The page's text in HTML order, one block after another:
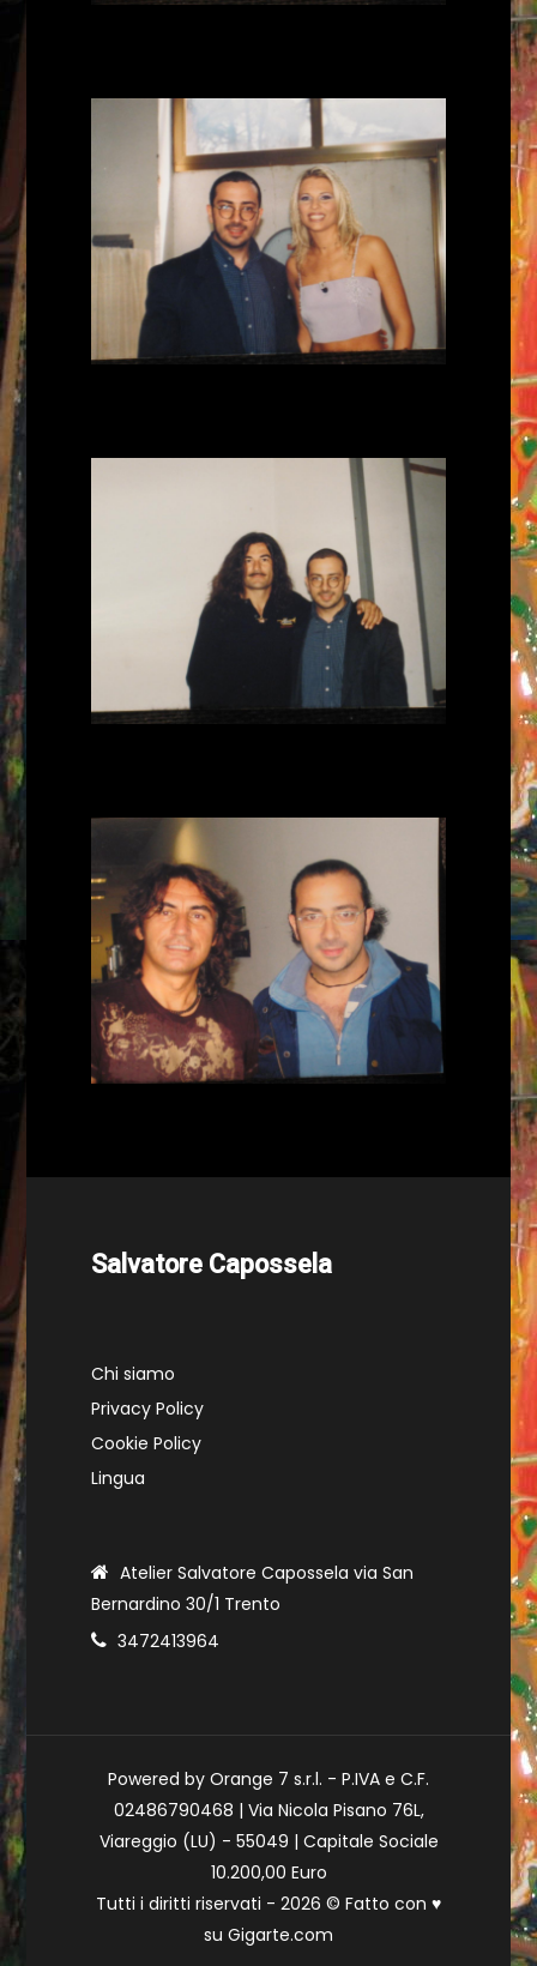
Salvatore Capossela
Chi siamo
Privacy Policy
Cookie Policy
Lingua
Atelier Salvatore Capossela via San
Bernardino 30/1 Trento
3472413964
Powered by Orange 7 s.r.l. - P.IVA e C.F.
02486790468 | Via Nicola Pisano 76L,
Viareggio (LU) - 55049 | Capitale Sociale
10.200,00 Euro
Tutti i diritti riservati - 2026 © Fatto con ♥
su Gigarte.com